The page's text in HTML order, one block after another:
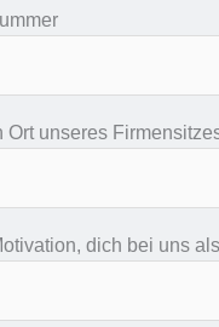
Ort unseres
dich bei uns